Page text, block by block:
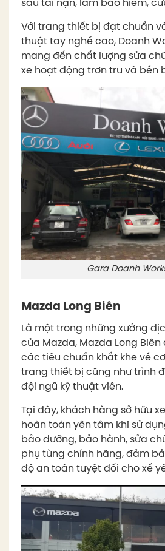
sau tai nạn, làm bảo hiểm,
Với trang thiết bị đạt chuẩn
thuật tay nghề cao, Doanh
mang đến chất lượng sửa
xe hoạt động trơn tru và bền
Gara Doanh
Mazda Long Biên
Là một trong những xưởng
của Mazda, Mazda Long
các tiêu chuẩn khắt khe về
trang thiết bị cũng như trình
đội ngũ kỹ thuật viên.
Tại đây, khách hàng sở hữu
hoàn toàn yên tâm khi sử
bảo dưỡng, bảo hành, sửa
phụ tùng chính hãng, đảm
độ an toàn tuyệt đối cho xế